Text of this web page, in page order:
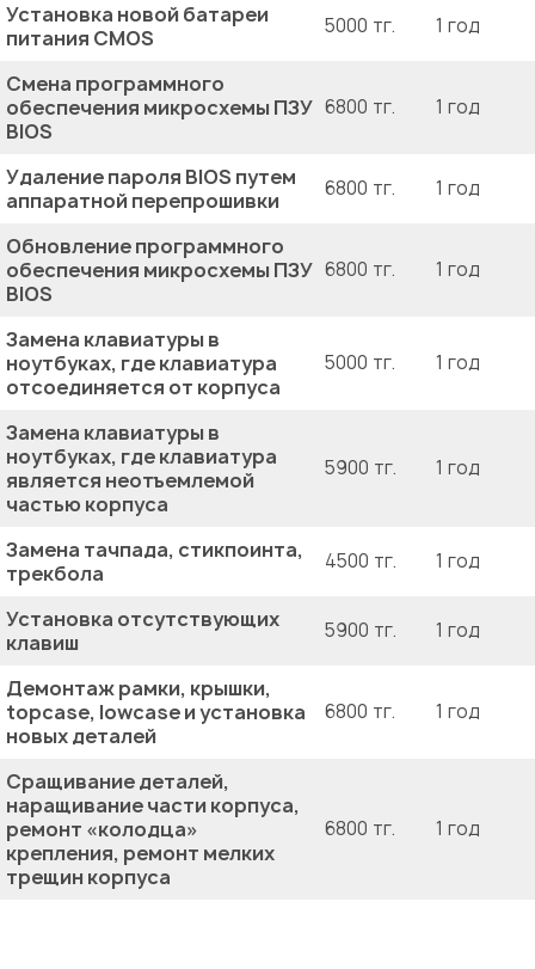
Установка новой батареи
питания CMOS
5000 тг. 1 год
Смена программного
обеспечения микросхемы ПЗУ
BIOS
6800 тг. 1 год
Удаление пароля BIOS путем
аппаратной перепрошивки
6800 тг. 1 год
Обновление программного
обеспечения микросхемы ПЗУ
BIOS
6800 тг. 1 год
Замена клавиатуры в
ноутбуках, где клавиатура
отсоединяется от корпуса
5000 тг. 1 год
Замена клавиатуры в
ноутбуках, где клавиатура
является неотъемлемой
частью корпуса
5900 тг. 1 год
Замена тачпада, стикпоинта,
трекбола
4500 тг. 1 год
Установка отсутствующих
клавиш
5900 тг. 1 год
Демонтаж рамки, крышки,
topcase, lowcase и установка
новых деталей
6800 тг. 1 год
Сращивание деталей,
наращивание части корпуса,
ремонт «колодца»
крепления, ремонт мелких
трещин корпуса
6800 тг. 1 год